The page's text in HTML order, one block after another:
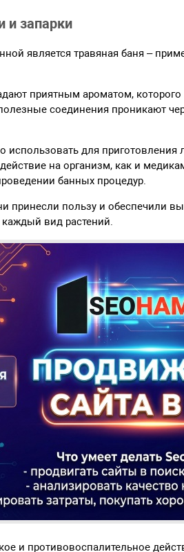
и запарки
является травяная баня –
приятным ароматом,
соединения проникают
использовать для
на организм, как и
банных процедур.
принесли пользу и обеспечили
вид растений.
и противовоспалительное